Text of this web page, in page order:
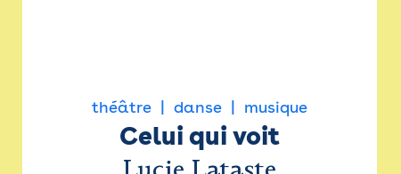
théâtre danse musique
Celui qui voit